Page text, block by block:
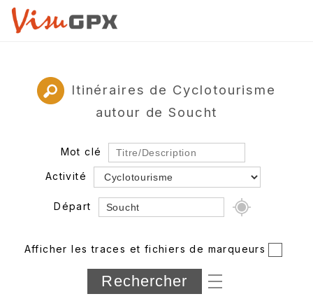
Itinéraires de Cyclotourisme
autour de Soucht
Mot clé
Activité
Départ
Département
Longueur min/max
Afficher les traces et fichiers de marqueurs